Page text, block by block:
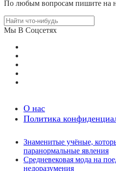
По любым вопросам пишите на
Мы В Соцсетях
О нас
Политика
Знаменитые учёные,
паранормальные явления
Средневековая мода на
недоразумения